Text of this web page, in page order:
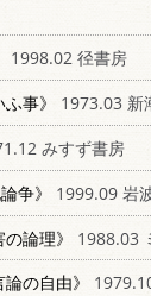
1998.02 径書房
事》
1973.03 新
みすず書房
争》
1999.09 岩
論理》
1988.03 ミ
の自由》